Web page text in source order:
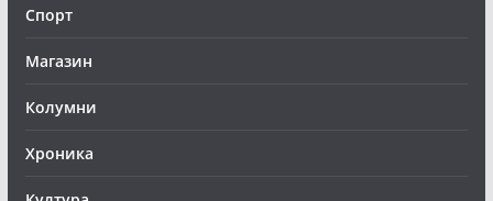
Спорт
Магазин
Колумни
Хроника